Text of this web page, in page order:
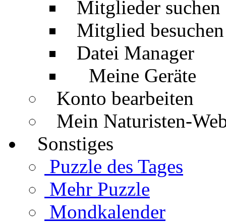
Mitglieder suchen
Mitglied besuchen
Datei Manager
Meine Geräte
Konto bearbeiten
Mein Naturisten-
Sonstiges
Puzzle des Tages
Mehr Puzzle
Mondkalender